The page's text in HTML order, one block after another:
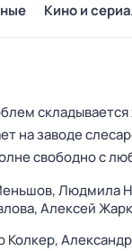
Кино и
на заводе
свободно с
Людмила
Алексей
Колкер,